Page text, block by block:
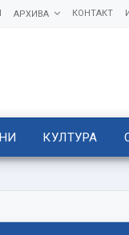
КОНТАКТ
АРХИВА
КУЛТУРА